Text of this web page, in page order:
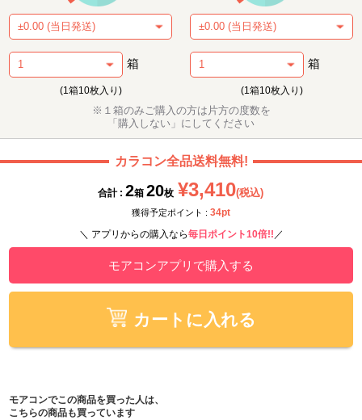
箱
(1箱10枚入り)
箱
(1箱10枚入り)
※１箱のみご購入の方は片方の度数を
「購入しない」にしてください
カラコン全品送料無料!
合計 : 2箱 20枚 ¥3,410(税込)
獲得予定ポイント : 34pt
＼ アプリからの購入なら毎日ポイント10倍!! ／
モアコンアプリで購入する
カートに入れる
モアコンでこの商品を買った人は、
こちらの商品も買っています